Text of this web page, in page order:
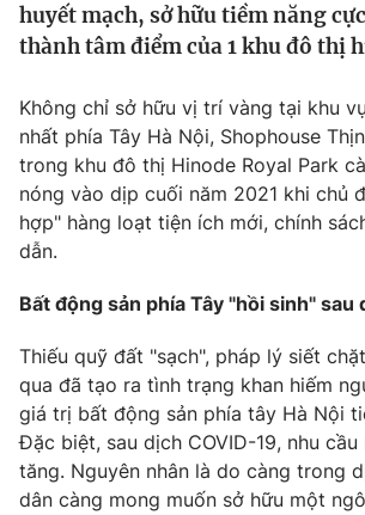
Thế giới đó đây
Câu chuyện quốc tế
Tài chính
Góc doanh nghiệp
Dữ liệu và đời sống
Truyền hình
Phim VTV
Hậu trường
Khán giả
Giải sao mai
Giải trí
Điện ảnh
Âm nhạc
Đời sống
Du lịch
Làm đẹp
Chất lượng cuộc sống
Tuyển sinh
Học trực tuyến
Công nghệ
Hitech Công nghệ tương lai
Sản phẩm
Giao lưu trực tuyến
huyết mạch, sở hữu tiềm năng
thành tâm điểm của 1 khu đô thị
Không chỉ sở hữu vị trí vàng tại khu
nhất phía Tây Hà Nội, Shophouse
trong khu đô thị Hinode Royal Park
nóng vào dịp cuối năm 2021 khi chủ
hợp" hàng loạt tiện ích mới, chính
dẫn.
Bất động sản phía Tây "hồi sinh" sau
Thiếu quỹ đất "sạch", pháp lý siết
qua đã tạo ra tình trạng khan hiếm
giá trị bất động sản phía tây Hà Nội
Đặc biệt, sau dịch COVID-19, nhu
tăng. Nguyên nhân là do càng trong
dân càng mong muốn sở hữu một